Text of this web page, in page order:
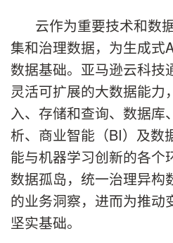
云作为重要技术和数
集和治理数据，为生成式
数据基础。亚马逊云科技
灵活可扩展的大数据能力
入、存储和查询、数据库
析、商业智能（BI）及数
能与机器学习创新的各个
数据孤岛，统一治理异构
的业务洞察，进而为推动
坚实基础。